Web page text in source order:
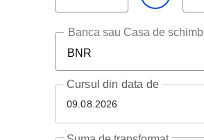
Banca sau Casa de schimb
09.08.2026
Cursuldin data de